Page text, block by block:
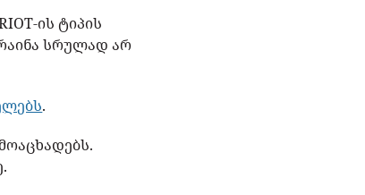
ის ტიპის
სრულად არ
.